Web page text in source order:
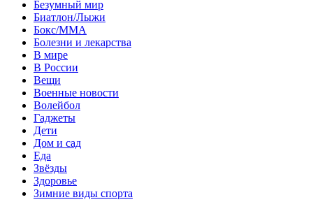
Безумный мир
Биатлон/Лыжи
Бокс/MMA
Болезни и лекарства
В мире
В России
Вещи
Военные новости
Волейбол
Гаджеты
Дети
Дом и сад
Еда
Звёзды
Здоровье
Зимние виды спорта